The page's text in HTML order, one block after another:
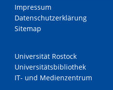
Impressum
Datenschutzerklärung
Sitemap
Universität Rostock
Universitätsbibliothek
IT- und Medienzentrum